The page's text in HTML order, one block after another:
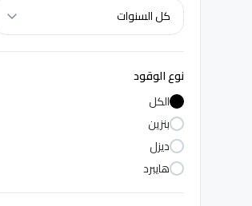
نوع الوقود
الكل
بنزين
ديزل
هايبرد